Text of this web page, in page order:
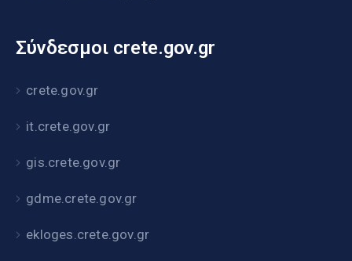
Σύνδεσμοι crete.gov.gr
crete.gov.gr
it.crete.gov.gr
gis.crete.gov.gr
gdme.crete.gov.gr
ekloges.crete.gov.gr